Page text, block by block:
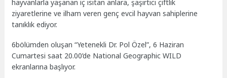
hayvanlarla yaşanan iç ısıtan anlara, şaşırtıcı çiftlik
ziyaretlerine ve ilham veren genç evcil hayvan sahiplerine
tanıklık ediyor.
6bölümden oluşan “Yetenekli Dr. Pol Özel”, 6 Haziran
Cumartesi saat 20.00’de National Geographic WILD
ekranlarına başlıyor.